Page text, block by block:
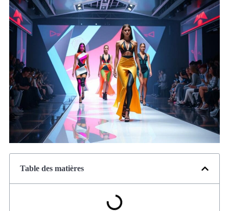
Table des matières